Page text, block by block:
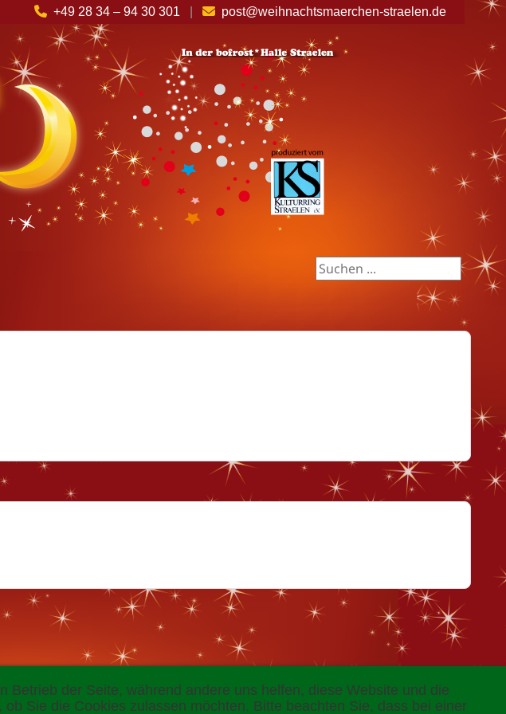
Suchen ...
+49 28 34 – 94 30 301 post@weihnachtsmaerchen-straelen.de
der Seite, während andere uns helfen, diese Website und die
Sie die Cookies zulassen möchten. Bitte beachten Sie, dass bei einer